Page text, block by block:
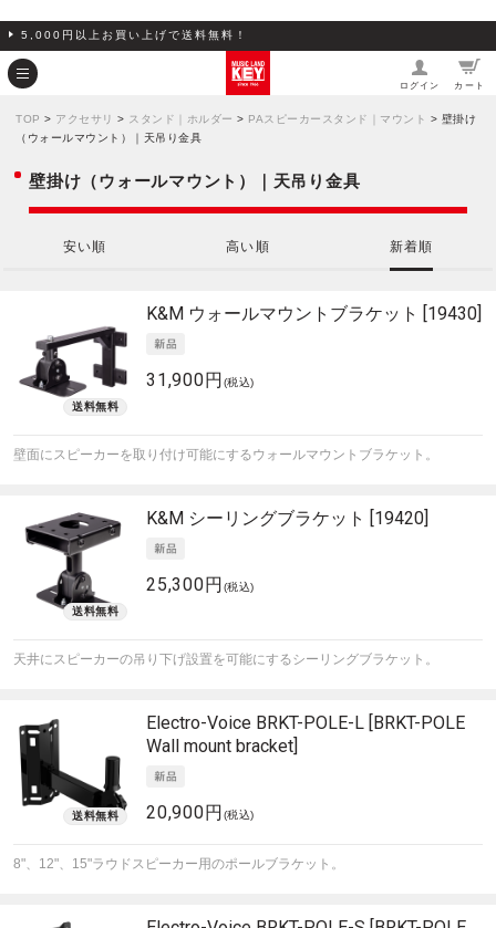
5,000円以上お買い上げで送料無料！
ログイン カート
TOP > アクセサリ > スタンド｜ホルダー > PAスピーカースタンド｜マウント > 壁掛け
（ウォールマウント）｜天吊り金具
壁掛け（ウォールマウント）｜天吊り金具
安い順 高い順 新着順
K&M ウォールマウントブラケット [19430]
31,900円 (税込)
壁面にスピーカーを取り付け可能にするウォールマウントブラケット。
K&M シーリングブラケット [19420]
25,300円 (税込)
天井にスピーカーの吊り下げ設置を可能にするシーリングブラケット。
Electro-Voice BRKT-POLE-L [BRKT-POLE
Wall mount bracket]
20,900円 (税込)
8"、12"、15"ラウドスピーカー用のポールブラケット。